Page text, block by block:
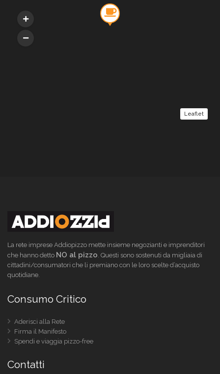
Leaflet
La rete imprese Addiopizzo mette insieme negozianti e imprenditori
che hanno detto NO al pizzo. Questi sono sostenuti da migliaia di
cittadini/consumatori che li premiano con le loro scelte d’acquisto
quotidiane.
Consumo Critico
Aderisci alla Rete
Firma il Manifesto
Spendi e viaggia pizzo-free
Contatti